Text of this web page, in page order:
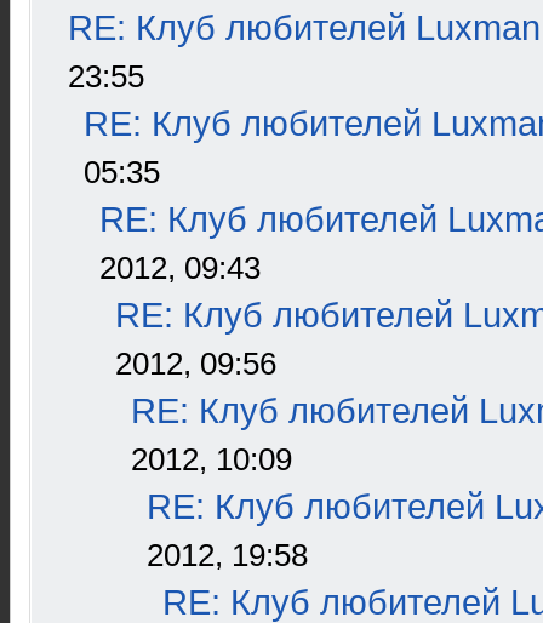
RE: Клуб любителей Luxman
23:55
RE: Клуб любителей
05:35
RE: Клуб любителей
2012, 09:43
RE: Клуб любителей
2012, 09:56
RE: Клуб любителей
2012, 10:09
RE: Клуб любителей
2012, 19:58
RE: Клуб любителей